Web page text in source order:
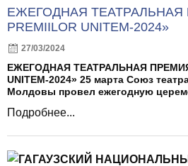
ЕЖЕГОДНАЯ ТЕАТРАЛЬНАЯ
PREMIILOR UNITEM-2024»
27/03/2024
ЕЖЕГОДНАЯ ТЕАТРАЛЬНАЯ ПРЕМИЯ
UNITEM-2024» 25 марта Союз
Молдовы провел ежегодную
Подробнее...